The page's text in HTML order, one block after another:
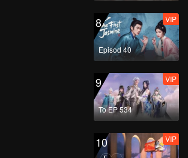
8
Episod 40
VIP
9
To EP 534
VIP
10 VIP